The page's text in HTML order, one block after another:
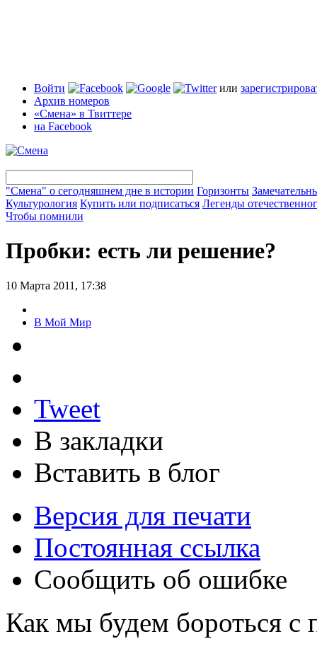
Войти или
Архив номеров
«Смена» в Твиттере
на Facebook
"Смена" о сегодняшнем дне в истории Горизонты
Культурология Купить или подписаться Легенды
Чтобы помнили
Пробки: есть ли решение?
10 Марта 2011, 17:38
В Мой Мир
Tweet
В закладки
Вставить в блог
Версия для печати
Постоянная ссылка
Сообщить об ошибке
Как мы будем бороться